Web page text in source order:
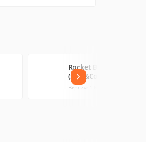
Rocket Backup
(SMS&Contacts)
Версия: 1.6 (0.24 МБ)